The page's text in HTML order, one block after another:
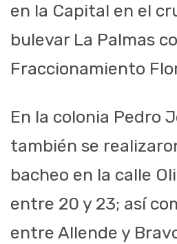
en la Capital en el
bulevar La Palmas
Fraccionamiento
En la colonia Pedro
también se
bacheo en la calle
entre 20 y 23; así
entre Allende y